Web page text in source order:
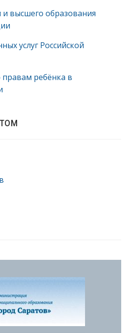
высшего образования
услуг Российской
ребёнка в